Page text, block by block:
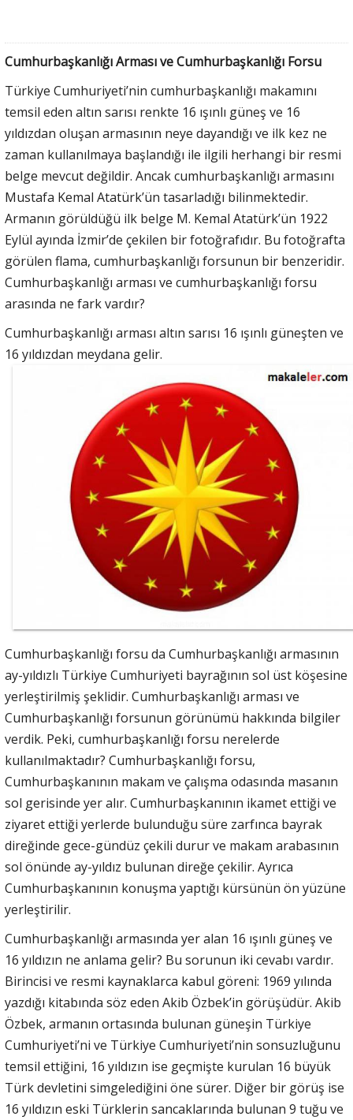
Cumhurbaşkanlığı Arması ve Cumhurbaşkanlığı Forsu
Türkiye Cumhuriyeti’nin cumhurbaşkanlığı makamını
temsil eden altın sarısı renkte 16 ışınlı güneş ve 16
yıldızdan oluşan armasının neye dayandığı ve ilk kez ne
zaman kullanılmaya başlandığı ile ilgili herhangi bir resmi
belge mevcut değildir. Ancak cumhurbaşkanlığı armasını
Mustafa Kemal Atatürk’ün tasarladığı bilinmektedir.
Armanın görüldüğü ilk belge M. Kemal Atatürk’ün 1922
Eylül ayında İzmir’de çekilen bir fotoğrafıdır. Bu fotoğrafta
görülen flama, cumhurbaşkanlığı forsunun bir benzeridir.
Cumhurbaşkanlığı arması ve cumhurbaşkanlığı forsu
arasında ne fark vardır?
Cumhurbaşkanlığı arması altın sarısı 16 ışınlı güneşten ve
16 yıldızdan meydana gelir.
Cumhurbaşkanlığı forsu da Cumhurbaşkanlığı armasının
ay-yıldızlı Türkiye Cumhuriyeti bayrağının sol üst köşesine
yerleştirilmiş şeklidir. Cumhurbaşkanlığı arması ve
Cumhurbaşkanlığı forsunun görünümü hakkında bilgiler
verdik. Peki, cumhurbaşkanlığı forsu nerelerde
kullanılmaktadır? Cumhurbaşkanlığı forsu,
Cumhurbaşkanının makam ve çalışma odasında masanın
sol gerisinde yer alır. Cumhurbaşkanının ikamet ettiği ve
ziyaret ettiği yerlerde bulunduğu süre zarfınca bayrak
direğinde gece-gündüz çekili durur ve makam arabasının
sol önünde ay-yıldız bulunan direğe çekilir. Ayrıca
Cumhurbaşkanının konuşma yaptığı kürsünün ön yüzüne
yerleştirilir.
Cumhurbaşkanlığı armasında yer alan 16 ışınlı güneş ve
16 yıldızın ne anlama gelir? Bu sorunun iki cevabı vardır.
Birincisi ve resmi kaynaklarca kabul göreni: 1969 yılında
yazdığı kitabında söz eden Akib Özbek’in görüşüdür. Akib
Özbek, armanın ortasında bulunan güneşin Türkiye
Cumhuriyeti’ni ve Türkiye Cumhuriyeti’nin sonsuzluğunu
temsil ettiğini, 16 yıldızın ise geçmişte kurulan 16 büyük
Türk devletini simgelediğini öne sürer. Diğer bir görüş ise
16 yıldızın eski Türklerin sancaklarında bulunan 9 tuğu ve